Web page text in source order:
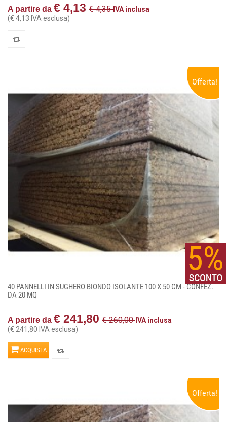
A partire da € 4,13 € 4,35 IVA inclusa
(€ 4,13 IVA esclusa)
Offerta!
40 PANNELLI IN SUGHERO BIONDO ISOLANTE 100 X 50 CM - CONFEZ.
DA 20 MQ
A partire da € 241,80 € 260,00 IVA inclusa
(€ 241,80 IVA esclusa)
ACQUISTA
Offerta!